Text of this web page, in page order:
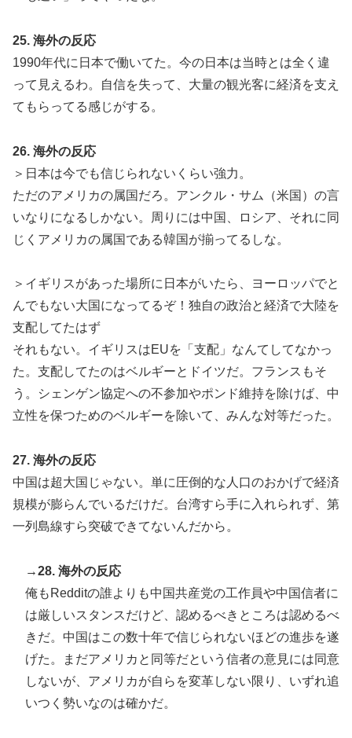
25. 海外の反応
1990年代に日本で働いてた。今の日本は当時とは全く違
って見えるわ。自信を失って、大量の観光客に経済を支え
てもらってる感じがする。
26. 海外の反応
＞日本は今でも信じられないくらい強力。
ただのアメリカの属国だろ。アンクル・サム（米国）の言
いなりになるしかない。周りには中国、ロシア、それに同
じくアメリカの属国である韓国が揃ってるしな。
＞イギリスがあった場所に日本がいたら、ヨーロッパでと
んでもない大国になってるぞ！独自の政治と経済で大陸を
支配してたはず
それもない。イギリスはEUを「支配」なんてしてなかっ
た。支配してたのはベルギーとドイツだ。フランスもそ
う。シェンゲン協定への不参加やポンド維持を除けば、中
立性を保つためのベルギーを除いて、みんな対等だった。
27. 海外の反応
中国は超大国じゃない。単に圧倒的な人口のおかげで経済
規模が膨らんでいるだけだ。台湾すら手に入れられず、第
一列島線すら突破できてないんだから。
→28. 海外の反応
俺もRedditの誰よりも中国共産党の工作員や中国信者に
は厳しいスタンスだけど、認めるべきところは認めるべ
きだ。中国はこの数十年で信じられないほどの進歩を遂
げた。まだアメリカと同等だという信者の意見には同意
しないが、アメリカが自らを変革しない限り、いずれ追
いつく勢いなのは確かだ。